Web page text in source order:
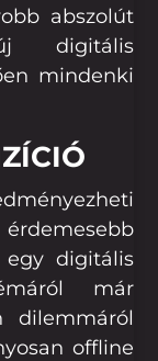
abszolút
digitális
mindenki
digitális
már
dilemmáról
offline